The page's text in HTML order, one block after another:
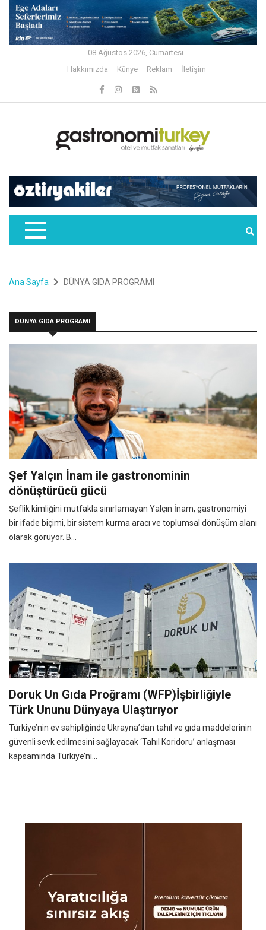
08 Ağustos 2026, Cumartesi
Hakkımızda
Künye Reklam İletişim
Ana Sayfa DÜNYA GIDA PROGRAMI
DÜNYA GIDA PROGRAMI
Şef Yalçın İnam ile gastronominin
dönüştürücü gücü
Şeflik kimliğini mutfakla sınırlamayan Yalçın İnam, gastronomiyi
bir ifade biçimi, bir sistem kurma aracı ve toplumsal dönüşüm alanı
olarak görüyor. B...
Doruk Un Gıda Proğramı (WFP)İşbirliğiyle
Türk Ununu Dünyaya Ulaştırıyor
Türkiye’nin ev sahipliğinde Ukrayna’dan tahıl ve gıda maddelerinin
güvenli sevk edilmesini sağlayacak ‘Tahıl Koridoru’ anlaşması
kapsamında Türkiye’ni...